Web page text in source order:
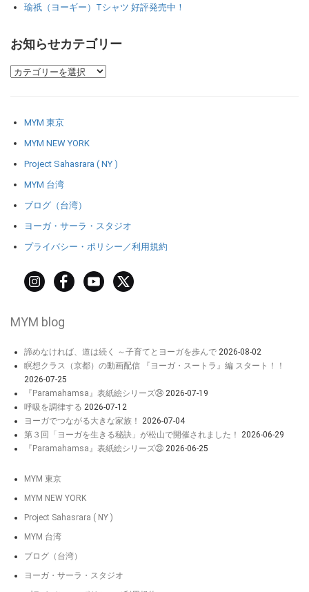
瑜祇（ヨーギー）Tシャツ 好評発売中！
お知らせカテゴリー
MYM 東京
MYM NEW YORK
Project Sahasrara ( NY )
MYM 台湾
ブログ（台湾）
ヨーガ・サーラ・スタジオ
プライバシー・ポリシー／利用規約
MYM blog
諦めなければ、道は続く ～子育てとヨーガを歩んで 2026-08-02
瞑想クラス（京都）の動画配信 『ヨーガ・スートラ』編 スタート！！
2026-07-25
『Paramahamsa』表紙絵シリーズ㉔ 2026-07-19
呼吸を調律する 2026-07-12
ヨーガでつながる大きな家族！
2026-07-04
第３回「ヨーガを生きる秘訣」が松山で開催されました！
2026-06-29
『Paramahamsa』表紙絵シリーズ㉓ 2026-06-25
MYM 東京
MYM NEW YORK
Project Sahasrara ( NY )
MYM 台湾
ブログ（台湾）
ヨーガ・サーラ・スタジオ